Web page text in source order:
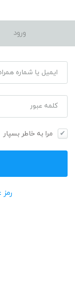
ورود
ایمیل یا شماره
کلمه عبور
مرا به خاطر بسپار